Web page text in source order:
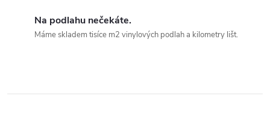
Na podlahu nečekáte.
Máme skladem tisíce m2 vinylových podlah a kilometry lišt.